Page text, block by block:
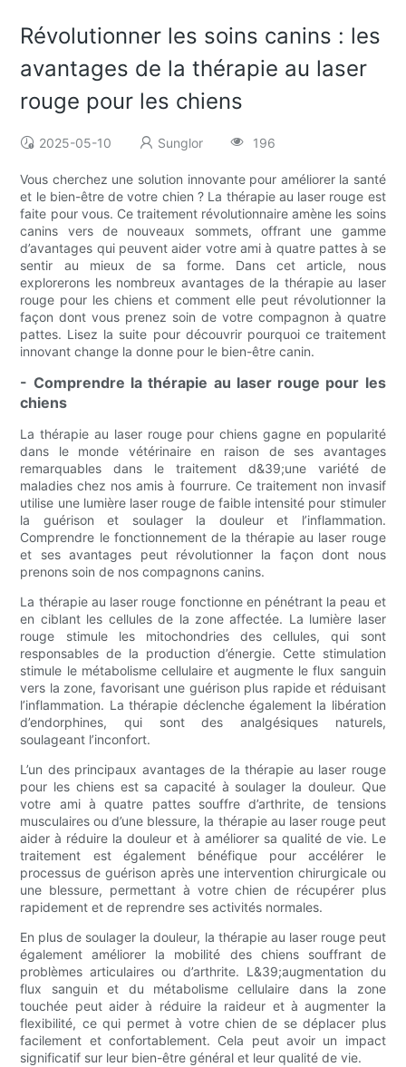
Révolutionner les soins canins : les
avantages de la thérapie au laser
rouge pour les chiens
2025-05-10 Sunglor 196
Vous cherchez une solution innovante pour améliorer la santé
et le bien-être de votre chien ? La thérapie au laser rouge est
faite pour vous. Ce traitement révolutionnaire amène les soins
canins vers de nouveaux sommets, offrant une gamme
d’avantages qui peuvent aider votre ami à quatre pattes à se
sentir au mieux de sa forme. Dans cet article, nous
explorerons les nombreux avantages de la thérapie au laser
rouge pour les chiens et comment elle peut révolutionner la
façon dont vous prenez soin de votre compagnon à quatre
pattes. Lisez la suite pour découvrir pourquoi ce traitement
innovant change la donne pour le bien-être canin.
- Comprendre la thérapie au laser rouge pour les
chiens
La thérapie au laser rouge pour chiens gagne en popularité
dans le monde vétérinaire en raison de ses avantages
remarquables dans le traitement d&39;une variété de
maladies chez nos amis à fourrure. Ce traitement non invasif
utilise une lumière laser rouge de faible intensité pour stimuler
la guérison et soulager la douleur et l’inflammation.
Comprendre le fonctionnement de la thérapie au laser rouge
et ses avantages peut révolutionner la façon dont nous
prenons soin de nos compagnons canins.
La thérapie au laser rouge fonctionne en pénétrant la peau et
en ciblant les cellules de la zone affectée. La lumière laser
rouge stimule les mitochondries des cellules, qui sont
responsables de la production d’énergie. Cette stimulation
stimule le métabolisme cellulaire et augmente le flux sanguin
vers la zone, favorisant une guérison plus rapide et réduisant
l’inflammation. La thérapie déclenche également la libération
d’endorphines, qui sont des analgésiques naturels,
soulageant l’inconfort.
L’un des principaux avantages de la thérapie au laser rouge
pour les chiens est sa capacité à soulager la douleur. Que
votre ami à quatre pattes souffre d’arthrite, de tensions
musculaires ou d’une blessure, la thérapie au laser rouge peut
aider à réduire la douleur et à améliorer sa qualité de vie. Le
traitement est également bénéfique pour accélérer le
processus de guérison après une intervention chirurgicale ou
une blessure, permettant à votre chien de récupérer plus
rapidement et de reprendre ses activités normales.
En plus de soulager la douleur, la thérapie au laser rouge peut
également améliorer la mobilité des chiens souffrant de
problèmes articulaires ou d’arthrite. L&39;augmentation du
flux sanguin et du métabolisme cellulaire dans la zone
touchée peut aider à réduire la raideur et à augmenter la
flexibilité, ce qui permet à votre chien de se déplacer plus
facilement et confortablement. Cela peut avoir un impact
significatif sur leur bien-être général et leur qualité de vie.